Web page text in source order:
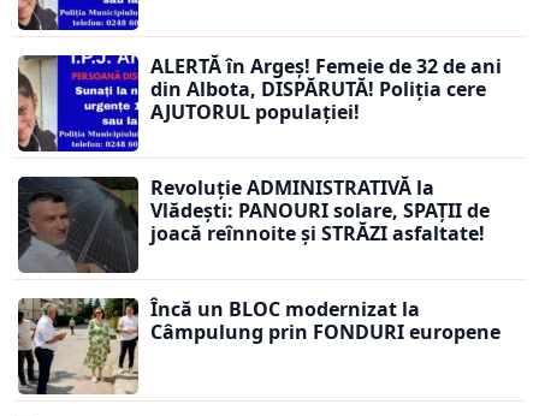
ALERTĂ în Argeș! Femeie de 32 de ani
din Albota, DISPĂRUTĂ! Poliția cere
AJUTORUL populației!
Revoluție ADMINISTRATIVĂ la
Vlădești: PANOURI solare, SPAȚII de
joacă reînnoite și STRĂZI asfaltate!
Încă un BLOC modernizat la
Câmpulung prin FONDURI europene